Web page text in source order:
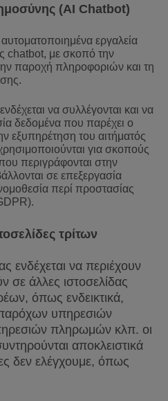
(AI Chatbot)
εργαλεία
chatbot, με σκοπό την
παροχή πληροφοριών και τη
να συλλέγονται και να
δεδομένα που παρέχει ο
εξυπηρέτηση του αιτήματός
για σκοπούς
περιγράφονται στην
σε επεξεργασία
περί προστασίας
).
τρίτων
ενδέχεται να περιέχουν
άλλες ιστοσελίδας
όπως ενδεικτικά,
υπηρεσιών
πληρωμών κλπ. οι
αποκλειστικά
δεν ελέγχουμε, όπως